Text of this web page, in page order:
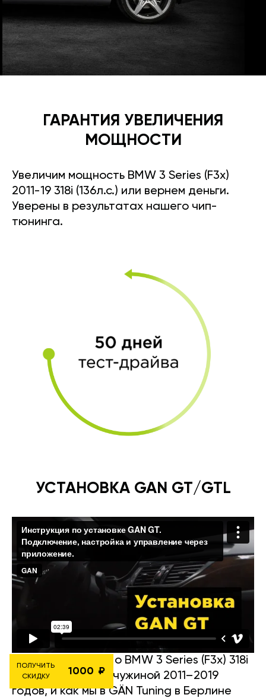
ГАРАНТИЯ УВЕЛИЧЕНИЯ
МОЩНОСТИ
Увеличим мощность BMW 3 Series (F3x)
2011-19 318i (136л.с.) или вернем деньги.
Уверены в результатах нашего чип-
тюнинга.
УСТАНОВКА GAN GT/GTL
Вот подробности о BMW 3 Series (F3x) 318i
— настоящей жемчужиной 2011–2019
годов, и как мы в GÄN Tuning в Берлине
ПОЛУЧИТЬ
СКИДКУ
1000